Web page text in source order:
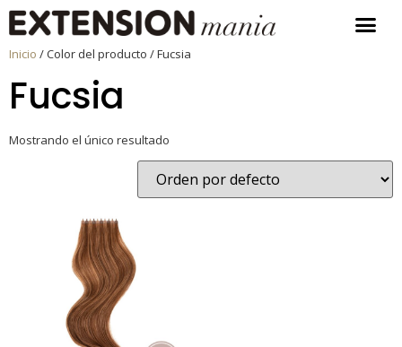
Inicio / Color del producto / Fucsia
Fucsia
Mostrando el único resultado